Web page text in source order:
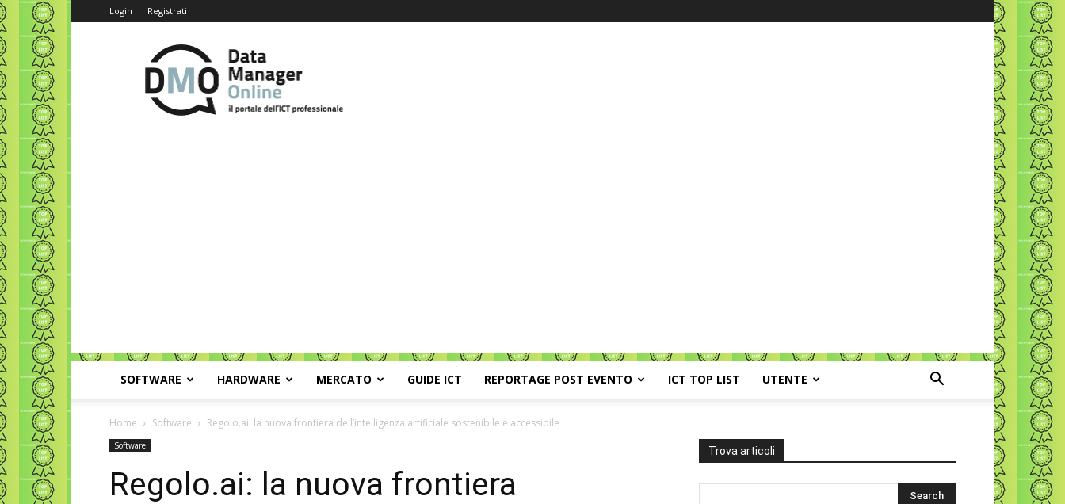
Login Registrati
Data
Manager
Online
SOFTWARE HARDWARE MERCATO GUIDE ICT REPORTAGE POST EVENTO ICT TOP LIST UTENTE
Home Software Regolo.ai: la nuova frontiera dell’intelligenza artificiale sostenibile e accessibile
Software
Regolo.ai: la nuova frontiera
Trova articoli